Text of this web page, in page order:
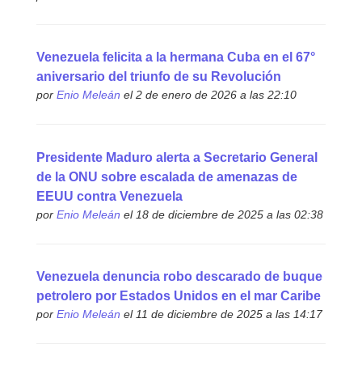
Venezuela felicita a la hermana Cuba en el 67°
aniversario del triunfo de su Revolución
por Enio Meleán el 2 de enero de 2026 a las 22:10
Presidente Maduro alerta a Secretario General
de la ONU sobre escalada de amenazas de
EEUU contra Venezuela
por Enio Meleán el 18 de diciembre de 2025 a las 02:38
Venezuela denuncia robo descarado de buque
petrolero por Estados Unidos en el mar Caribe
por Enio Meleán el 11 de diciembre de 2025 a las 14:17